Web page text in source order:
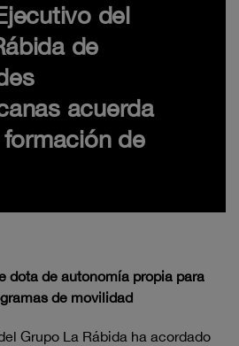
del
de
acuerda
de
dota de autonomía propia para
de movilidad
Grupo La Rábida ha acordado